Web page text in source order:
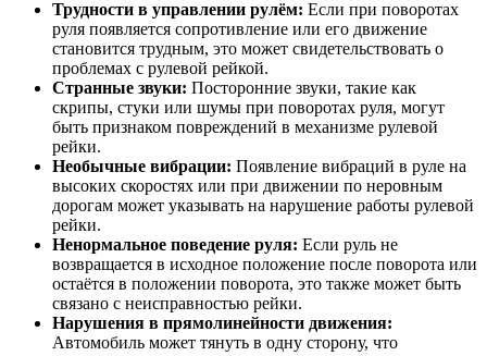
Трудности в управлении рулём: Если при поворотах
руля появляется сопротивление или его движение
становится трудным, это может свидетельствовать о
проблемах с рулевой рейкой.
Странные звуки: Посторонние звуки, такие как
скрипы, стуки или шумы при поворотах руля, могут
быть признаком повреждений в механизме рулевой
рейки.
Необычные вибрации: Появление вибраций в руле на
высоких скоростях или при движении по неровным
дорогам может указывать на нарушение работы рулевой
рейки.
Ненормальное поведение руля: Если руль не
возвращается в исходное положение после поворота или
остаётся в положении поворота, это также может быть
связано с неисправностью рейки.
Нарушения в прямолинейности движения:
Автомобиль может тянуть в одну сторону, что